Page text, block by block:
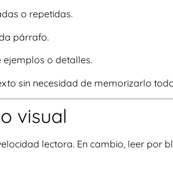
o repetidas.
párrafo.
ejemplos o detalles.
sin necesidad de memorizarlo
visual
lectora. En cambio, leer por